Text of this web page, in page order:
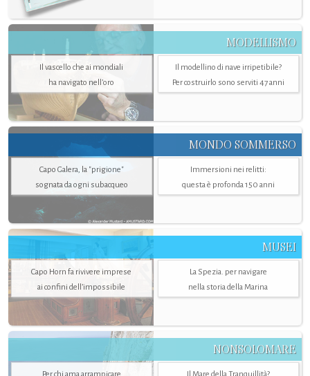
MODELLISMO
Il vascello che ai mondiali
ha navigato nell’oro
Il modellino di nave irripetibile?
Per costruirlo sono serviti 47 anni
MONDO SOMMERSO
Capo Galera, la "prigione"
sognata da ogni subacqueo
Immersioni nei relitti:
questa è profonda 150 anni
MUSEI
Capo Horn fa rivivere imprese
ai confini dell’impossibile
La Spezia. per navigare
nella storia della Marina
NONSOLOMARE
Per chi ama arrampicare
Il Mare della Tranquillità?